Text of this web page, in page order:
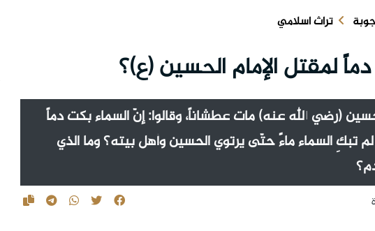
تراث اسلامي
لمقتل الإمام الحسين (ع)؟
(رضي الله عنه) مات عطشاناً، وقالوا: إنّ السماء بكت دماً
تبكِ السماء ماءً حتّى يرتوي الحسين وأهل بيته؟ وما الذي